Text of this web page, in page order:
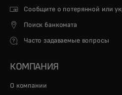
Сообщите о потерянной или
Поиск банкомата
Часто задаваемые вопросы
КОМПАНИЯ
О компании